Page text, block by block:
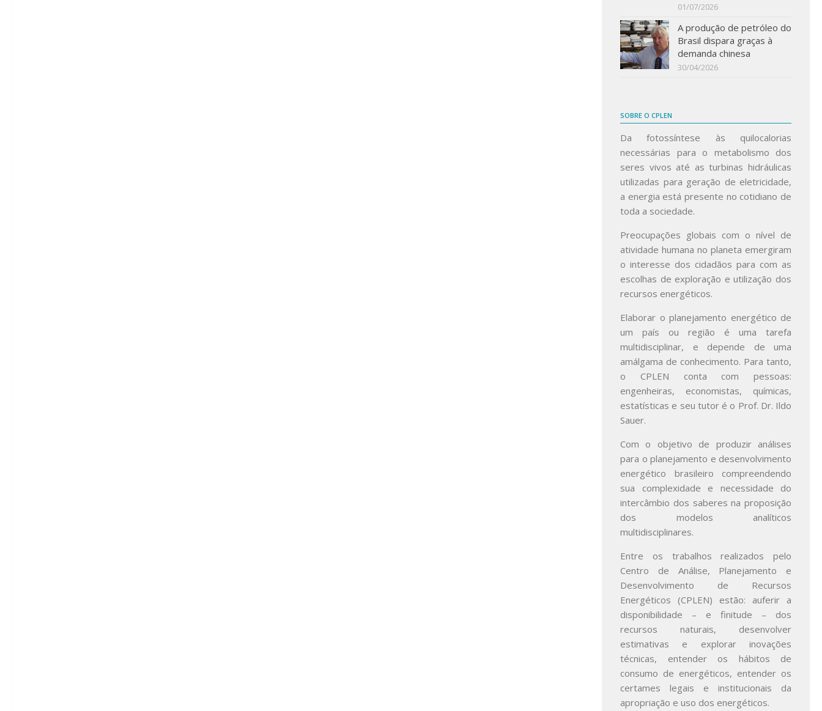
01/07/2026
A produção de petróleo do
Brasil dispara graças à
demanda chinesa
30/04/2026
SOBRE O CPLEN
Da fotossíntese às quilocalorias
necessárias para o metabolismo dos
seres vivos até as turbinas hidráulicas
utilizadas para geração de eletricidade,
a energia está presente no cotidiano de
toda a sociedade.
Preocupações globais com o nível de
atividade humana no planeta emergiram
o interesse dos cidadãos para com as
escolhas de exploração e utilização dos
recursos energéticos.
Elaborar o planejamento energético de
um país ou região é uma tarefa
multidisciplinar, e depende de uma
amálgama de conhecimento. Para tanto,
o CPLEN conta com pessoas:
engenheiras, economistas, químicas,
estatísticas e seu tutor é o Prof. Dr. Ildo
Sauer.
Com o objetivo de produzir análises
para o planejamento e desenvolvimento
energético brasileiro compreendendo
sua complexidade e necessidade do
intercâmbio dos saberes na proposição
dos modelos analíticos
multidisciplinares.
Entre os trabalhos realizados pelo
Centro de Análise, Planejamento e
Desenvolvimento de Recursos
Energéticos (CPLEN) estão: auferir a
disponibilidade – e finitude – dos
recursos naturais, desenvolver
estimativas e explorar inovações
técnicas, entender os hábitos de
consumo de energéticos, entender os
certames legais e institucionais da
apropriação e uso dos energéticos.